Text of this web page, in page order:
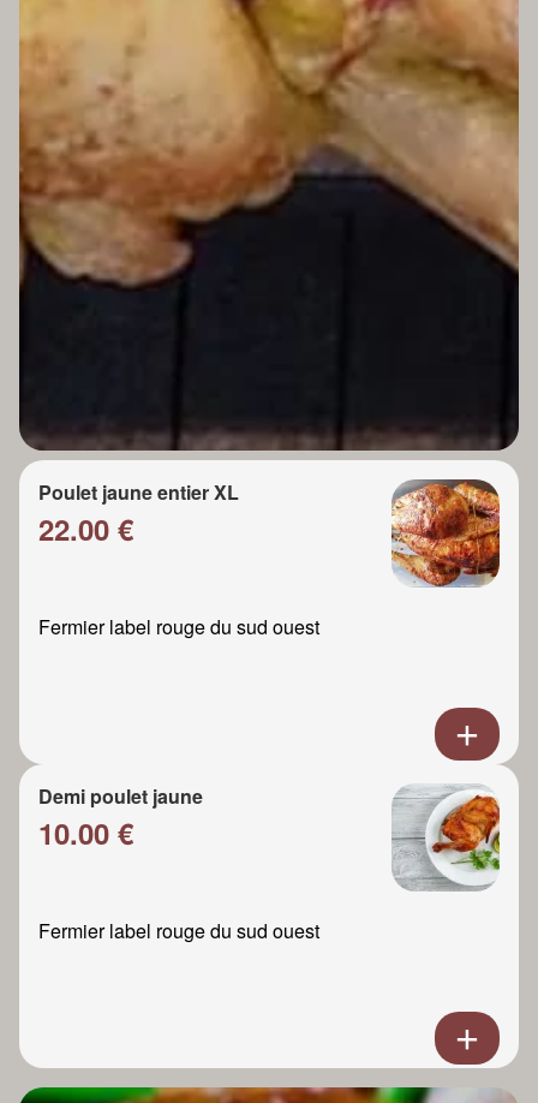
Poulet jaune entier XL
22.00 €
Fermier label rouge du sud ouest
Demi poulet jaune
10.00 €
Fermier label rouge du sud ouest